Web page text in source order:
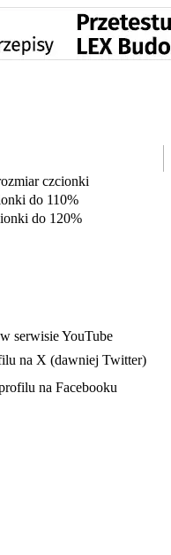
czcionki
do 110%
do 120%
serwisie YouTube
na X (dawniej Twitter)
na Facebooku